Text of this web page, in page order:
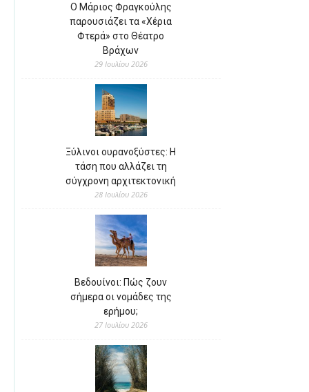
Ο Μάριος Φραγκούλης
παρουσιάζει τα «Χέρια
Φτερά» στο Θέατρο
Βράχων
29 Ιουλίου 2026
Ξύλινοι ουρανοξύστες: Η
τάση που αλλάζει τη
σύγχρονη αρχιτεκτονική
28 Ιουλίου 2026
Βεδουίνοι: Πώς ζουν
σήμερα οι νομάδες της
ερήμου;
27 Ιουλίου 2026